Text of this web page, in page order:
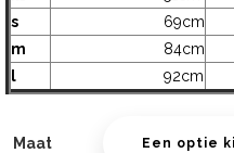
s
69cm
m
84cm
l
92cm
Maat